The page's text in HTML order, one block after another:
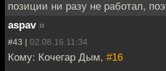
позиции ни разу не работал,
aspav »
#43 | 02.08.16 11:34
Кому: Кочегар Дым, #16